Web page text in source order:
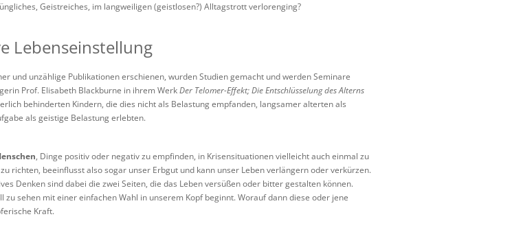
Geistreiches, im langweiligen (geistlosen?) Alltagstrott verlorenging?
Lebenseinstellung
und unzählige Publikationen erschienen, wurden Studien gemacht und werden Seminare
Prof. Elisabeth Blackburne in ihrem WerkDer Telomer-Effekt; Die Entschlüsselung des Alterns
behinderten Kindern, die dies nicht als Belastung empfanden, langsamer alterten als
als geistige Belastung erlebten.
, Dinge positiv oder negativ zu empfinden, in Krisensituationen vielleicht auch einmal zu
richten, beeinflusst also sogar unser Erbgut und kann unser Leben verlängern oder verkürzen.
Denken sind dabei die zwei Seiten, die das Leben versüßen oder bitter gestalten können.
zu sehen mit einer einfachen Wahl in unserem Kopf beginnt. Worauf dann diese oder jene
Kraft.